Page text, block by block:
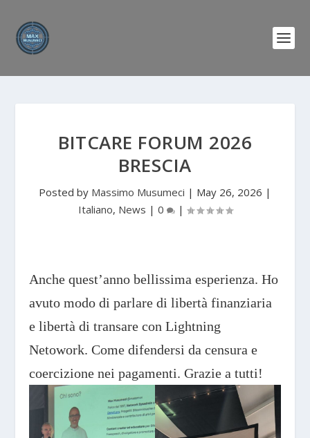
BITCARE FORUM 2026
BRESCIA
Posted by Massimo Musumeci | May 26, 2026 |
Italiano, News | 0 |
Anche quest’anno bellissima esperienza. Ho
avuto modo di parlare di libertà finanziaria
e libertà di transare con Lightning
Netowork. Come difendersi da censura e
coercizione nei pagamenti. Grazie a tutti!